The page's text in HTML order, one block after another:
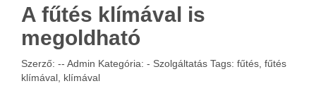
A fűtés klímával is
megoldható
Szerző: -- Admin Kategória: - Szolgáltatás Tags: fűtés fűtés
klímával klímával